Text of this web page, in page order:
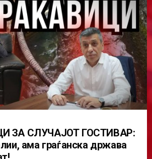
ЗА СЛУЧАЈОТ ГОСТИВАР:
ама граѓанска држава